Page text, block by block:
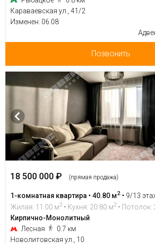
Караваевская ул., 41/2
Изменен: 06.08
Позвонить
18 500 000 ₽ (прямая продажа)
1-комнатная квартира • 40.80 м2 • 9/13
Жилая: 11.00 м2 • Кухня: 20.80 м2 • Потолок:
Кирпично-Монолитный
Лесная
0.7 км
Новолитовская ул., 10